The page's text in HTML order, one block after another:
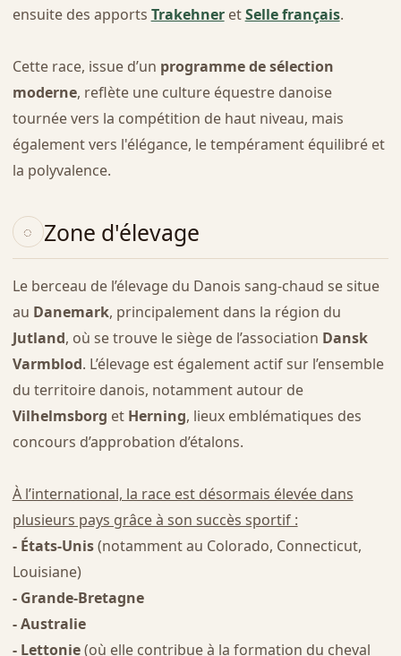
ensuite des apports TrakehneretSelle français.
Cette race, issue d’un programme de sélection
moderne, reflète une culture équestre danoise
tournée vers la compétition de haut niveau, mais
également vers l'élégance, le tempérament équilibré et
la polyvalence.
Zone d'élevage
Le berceau de l’élevage du Danois sang-chaud se situe
au Danemark, principalement dans la région du
Jutland, où se trouve le siège de l’association Dansk
Varmblod. L’élevage est également actif sur l’ensemble
du territoire danois, notamment autour de
Vilhelmsborg et Herning, lieux emblématiques des
concours d’approbation d’étalons.
À l’international, la race est désormais élevée dans
plusieurs pays grâce à son succès sportif :
- États-Unis(notamment au Colorado, Connecticut,
Louisiane)
- Grande-Bretagne
- Australie
- Lettonie(où elle contribue à la formation du cheval